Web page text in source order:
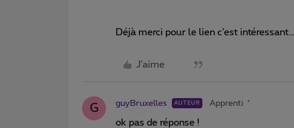
Déjà merci pour le lien c’est intéressant…
J'aime
G guyBruxelles AUTEUR Apprenti
ok pas de réponse !